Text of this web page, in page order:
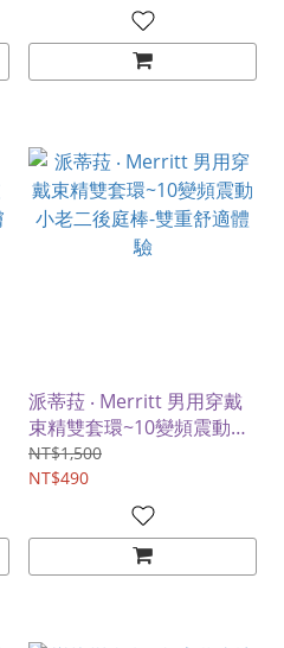
派蒂菈 ‧ Merritt 男用穿戴
束精雙套環~10變頻震動小
老二後庭棒-雙重舒適體驗
NT$1,500
NT$490